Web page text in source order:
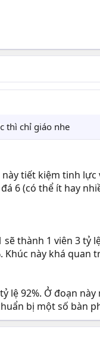
thì chỉ giáo nhe
này tiết kiệm tinh
6 (có thể ít hay
thành 1 viên 3 tỷ
này khá
lệ 92%. Ở đoạn
bị một số bàn